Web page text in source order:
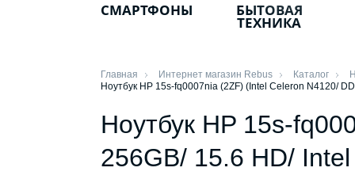
СМАРТФОНЫ БЫТОВАЯ
ТЕХНИКА
Главная Интернет магазин Rebus Каталог
Ноутбук HP 15s-fq0007nia (2ZF) (Intel Celeron N4120/
Ноутбук HP 15s-
256GB/ 15.6 HD/